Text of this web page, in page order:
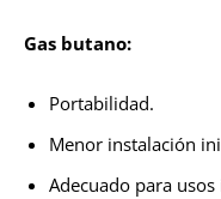
Gas butano:
Portabilidad.
Menor instalación
Adecuado para